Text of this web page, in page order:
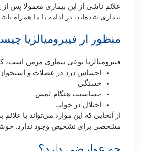
علائم ناشی از این بیماری معمولا پس
بیماری شده‌اید، در ادامه با ما همراه
منظور از فیبرومیالژیا
فیبرومیالژیا نوعی بیماری مزمن
احساس درد در عضلات و
خستگی
حساسیت هنگام لمس
اختلال در خواب
از آنجایی که این موارد می‌تواند با
مشخصی برای تشخیص وجود ندارد.